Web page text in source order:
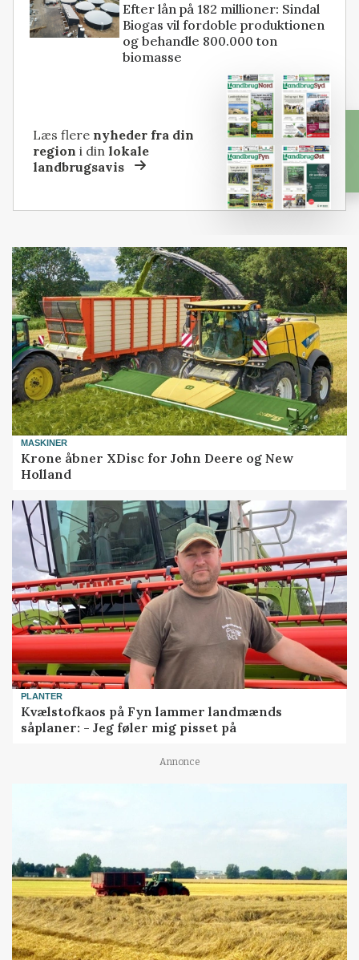
Efter lån på 182 millioner: Sindal
Biogas vil fordoble produktionen
og behandle 800.000 ton
biomasse
Læs flere nyheder fra din
region i dinlokale
landbrugsavis
MASKINER
Krone åbner XDisc for John Deere og New
Holland
PLANTER
Kvælstofkaos på Fyn lammer landmænds
såplaner: - Jeg føler mig pisset på
Annonce